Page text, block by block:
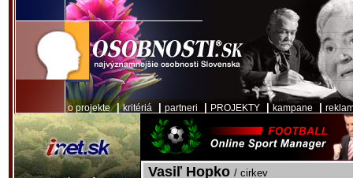
o projekte|kritériá partneri PROJEKTY kampane
Vasiľ Hopko / cirkev